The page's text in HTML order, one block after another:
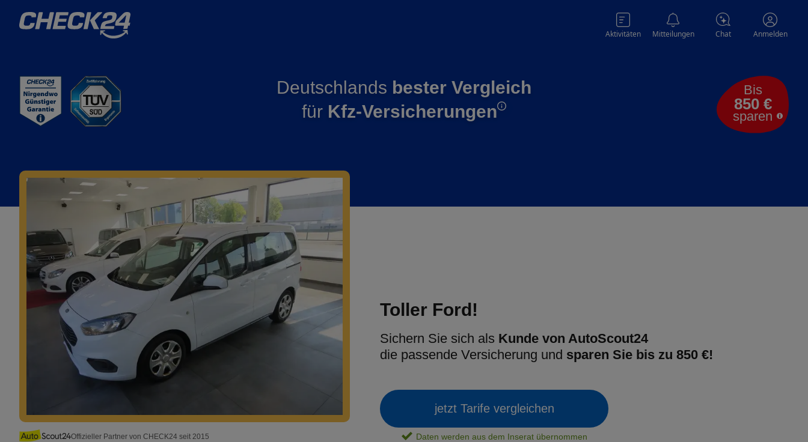
Aktivitäten Mitteilungen Chat Anmelden
Deutschlands bester Vergleich
für Kfz-Versicherungen
Bis
850 €
sparen
Offizieller Partner von CHECK24 seit 2015
Toller Ford!
Sichern Sie sich als Kunde von AutoScout24
die passende Versicherung und sparen Sie bis zu 850 €!
jetzt Tarife vergleichen
Daten werden aus dem Inserat übernommen